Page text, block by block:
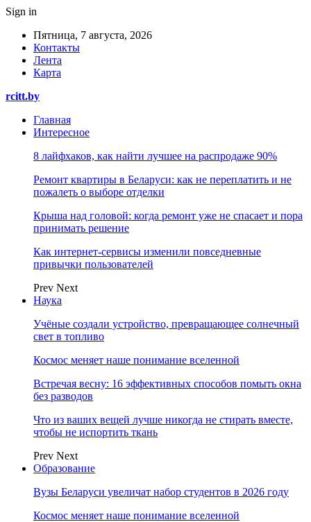
Sign in
Пятница, 7 августа, 2026
Контакты
Лента
Карта
rcitt.by
Главная
Интересное
8 лайфхаков, как найти лучшее на распродаже 90%
Ремонт квартиры в Беларуси: как не переплатить и не
пожалеть о выборе отделки
Крыша над головой: когда ремонт уже не спасает и пора
принимать решение
Как интернет-сервисы изменили повседневные
привычки пользователей
Prev Next
Наука
Учёные создали устройство, превращающее солнечный
свет в топливо
Космос меняет наше понимание вселенной
Встречая весну: 16 эффективных способов помыть окна
без разводов
Что из ваших вещей лучше никогда не стирать вместе,
чтобы не испортить ткань
Prev Next
Образование
Вузы Беларуси увеличат набор студентов в 2026 году
Космос меняет наше понимание вселенной